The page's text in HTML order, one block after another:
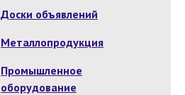
Доски объявлений
Металлопродукция
Промышленное
оборудование